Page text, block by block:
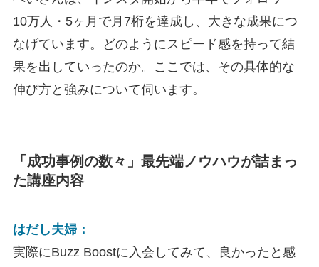
10万人・5ヶ月で月7桁を達成し、大きな成果につ
なげています。どのようにスピード感を持って結
果を出していったのか。ここでは、その具体的な
伸び方と強みについて伺います。
「成功事例の数々」最先端ノウハウが詰まっ
た講座内容
はだし夫婦：
実際にBuzz Boostに入会してみて、良かったと感